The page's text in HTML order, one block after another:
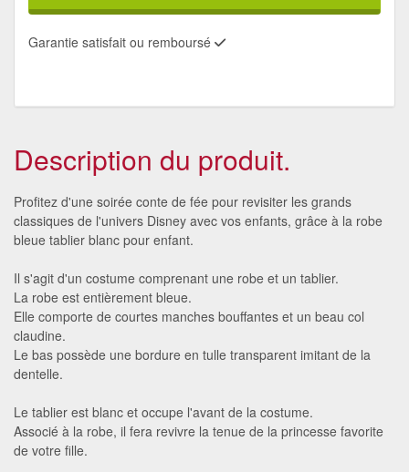
Garantie satisfait ou remboursé
Description du produit.
Profitez d'une soirée conte de fée pour revisiter les grands
classiques de l'univers Disney avec vos enfants, grâce à la robe
bleue tablier blanc pour enfant.
Il s'agit d'un costume comprenant une robe et un tablier.
La robe est entièrement bleue.
Elle comporte de courtes manches bouffantes et un beau col
claudine.
Le bas possède une bordure en tulle transparent imitant de la
dentelle.
Le tablier est blanc et occupe l'avant de la costume.
Associé à la robe, il fera revivre la tenue de la princesse favorite
de votre fille.